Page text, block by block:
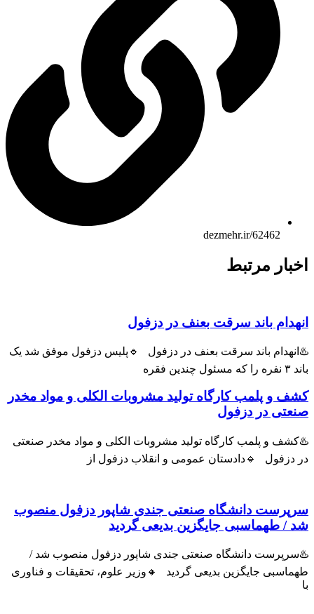
dezmehr.ir/62462
مرتبط
باند سرقت بعنف در دزفول
باند سرقت بعنف در دزفول 🔹پلیس دزفول موفق شد یک
فقره
و پلمب کارگاه تولید مشروبات الکلی و مواد مخدر
در دزفول
و پلمب کارگاه تولید مشروبات الکلی و مواد مخدر صنعتی
دزفول 🔹دادستان عمومی و انقلاب دزفول از
دانشگاه صنعتی جندی شاپور دزفول منصوب
/ طهماسبی جایگزین بدیعی گردید
دانشگاه صنعتی جندی شاپور دزفول منصوب شد /
جایگزین بدیعی گردید 🔸وزیر علوم، تحقیقات و فناوری